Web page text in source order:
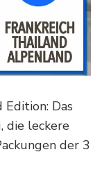
Das
die leckere
der 3